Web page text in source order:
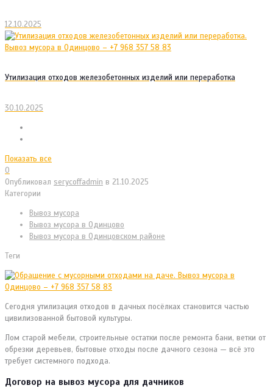
12.10.2025
Утилизация отходов железобетонных изделий или переработка
30.10.2025
Показать все
0
Опубликовал serycoffadmin в 21.10.2025
Категории
Вывоз мусора
Вывоз мусора в Одинцово
Вывоз мусора в Одинцовском районе
Теги
Сегодня утилизация отходов в дачных посёлках становится частью
цивилизованной бытовой культуры.
Лом старой мебели, строительные остатки после ремонта бани, ветки от
обрезки деревьев, бытовые отходы после дачного сезона — всё это
требует системного подхода.
Договор на вывоз мусора для дачников